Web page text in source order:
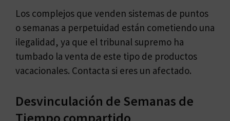
Los complejos que venden sistemas de puntos
o semanas a perpetuidad están cometiendo una
ilegalidad, ya que el tribunal supremo ha
tumbado la venta de este tipo de productos
vacacionales. Contacta si eres un afectado.
Desvinculación de Semanas de
Tiempo compartido